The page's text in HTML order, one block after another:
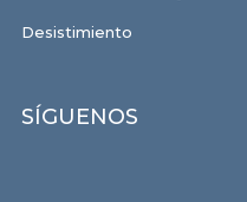
Desistimiento
SÍGUENOS